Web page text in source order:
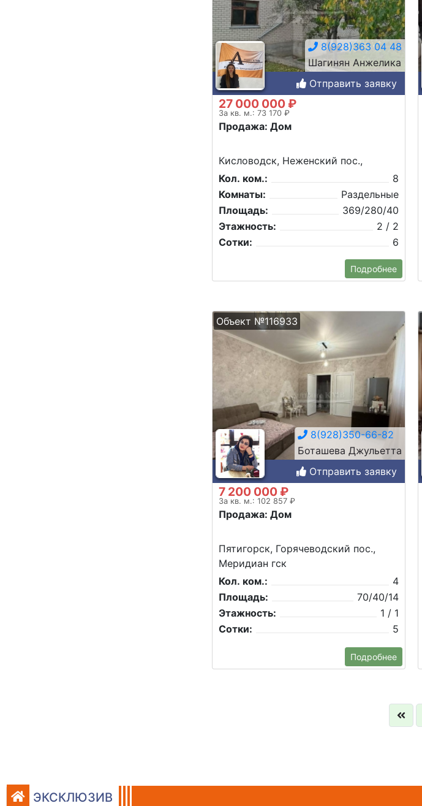
8(928)363 04 48
Шагинян Анжелика
Отправить заявку
27 000 000 ₽
За кв. м.: 73 170 ₽
Продажа: Дом
Кисловодск, Неженский пос.,
Кол. ком.:
8
Комнаты:
Раздельные
Площадь:
369/280/40
Этажность:
2 / 2
Сотки:
6
Подробнее
Объект №116933
8(928)350-66-82
Боташева Джульетта
Отправить заявку
7 200 000 ₽
За кв. м.: 102 857 ₽
Продажа: Дом
Пятигорск, Горячеводский пос.,
Меридиан гск
Кол. ком.:
4
Площадь:
70/40/14
Этажность:
1 / 1
Сотки:
5
Подробнее
ЭКСКЛЮЗИВ